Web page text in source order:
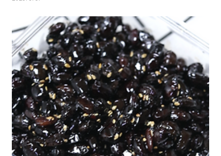
문에 줄기가 억세지 않아서 겉껍질 제거하지 않아도 되는데요...날이 포
근해질수록 억제지면...줄기의 겉껍질을 고구마줄기 손질하듯 껍질제거
해야합니다. https://youtu.be/qmCCahKtzEQ?
si=FPVVs8LCMqGS3CZ9말로하는 자세한 레시피는 위 영상을 클릭하
세요!!! *주재료:머위1kg.쪽파7줄기.양파반개.홍고추2개.청양고추2개
*양념장:멸치다시마육..